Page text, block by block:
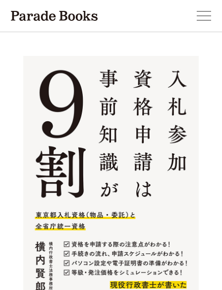
本を探す
新刊・近刊のお知らせ
おすすめ！この一冊。
小説
エッセイ・詩・ノンフィクション
趣味・カルチャー
生活・健康
論文・学術書・参考書